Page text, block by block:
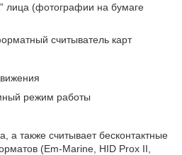
лица (фотографии на бумаге
считыватель карт
режим работы
а также считывает бесконтактные
(Em-Marine, HID Prox II,